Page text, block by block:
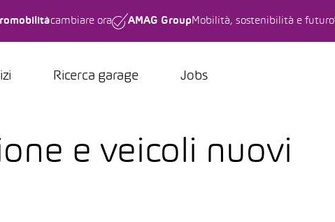
cambiare ora AMAG Group Mobilità, sostenibilità e futuro
Ricerca garage Jobs
e veicoli nuovi